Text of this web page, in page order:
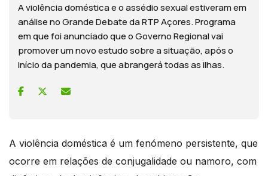
A violência doméstica e o assédio sexual estiveram em
análise no Grande Debate da RTP Açores. Programa
em que foi anunciado que o Governo Regional vai
promover um novo estudo sobre a situação, após o
início da pandemia, que abrangerá todas as ilhas.
A violência doméstica é um fenómeno persistente, que
ocorre em relações de conjugalidade ou namoro, com